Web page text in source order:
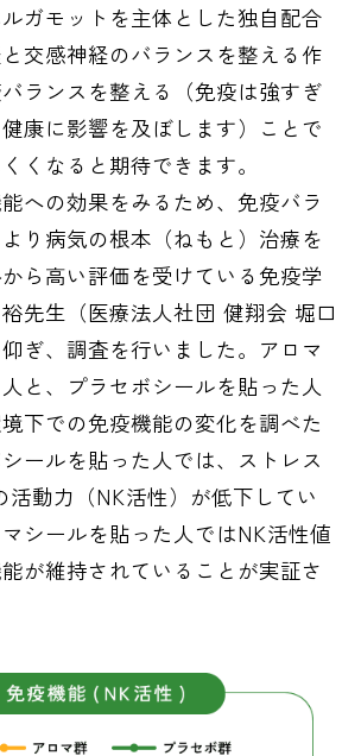
ガモットを主体とした独自配合
交感神経のバランスを整える作
ランスを整える（免疫は強すぎ
康に影響を及ぼします）ことで
くなると期待できます。
への効果をみるため、免疫バラ
り病気の根本（ねもと）治療を
ら高い評価を受けている免疫学
先生（医療法人社団 健翔会 堀口
ぎ、調査を行いました。アロマ
と、プラセボシールを貼った人
下での免疫機能の変化を調べた
ールを貼った人では、ストレス
活動力（NK活性）が低下してい
シールを貼った人ではNK活性値
が維持されていることが実証さ